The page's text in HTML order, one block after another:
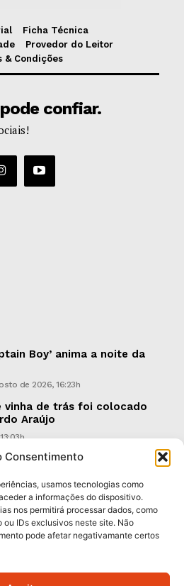
Consentimento
usamos tecnologias como
a informações do dispositivo.
nos permitirá processar dados, como
IDs exclusivos neste site. Não
pode afetar negativamante certos
Ficha Técnica
Provedor do Leitor
& Condições
confiar.
Boy’ anima a noite da
de 2026, 16:23h
vinha de trás foi colocado
Araújo
arguidos livres. Como?